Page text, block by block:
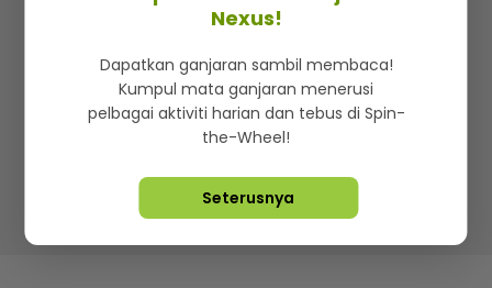
Iklan di SMG360
Terma & Syarat Dasar Privasi
Lebih hot, viral dan sensasi
Hakcipta Terpelihara ©2026. Star Media Group Berhad
Nexus!
Dapatkan ganjaran sambil membaca!
Kumpul mata ganjaran menerusi
pelbagai aktiviti harian dan tebus di Spin-
the-Wheel!
Seterusnya